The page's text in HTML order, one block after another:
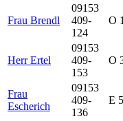
Frau Brendl
09153
409-
124
O
Herr Ertel
09153
409-
153
O
Frau
Escherich
09153
409-
136
E 5